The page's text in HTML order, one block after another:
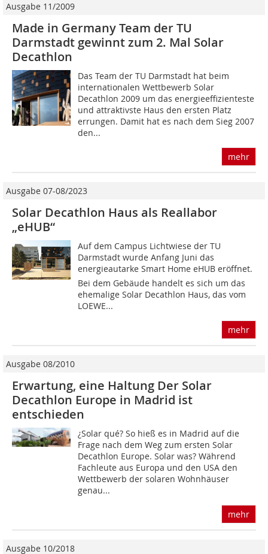
Ausgabe 11/2009
Made in Germany Team der TU
Darmstadt gewinnt zum 2. Mal Solar
Decathlon
Das Team der TU Darmstadt hat beim
internationalen Wettbewerb Solar
Decathlon 2009 um das energieeffizienteste
und attraktivste Haus den ersten Platz
errungen. Damit hat es nach dem Sieg 2007
den...
mehr
Ausgabe 07-08/2023
Solar Decathlon Haus als Reallabor
„eHUB“
Auf dem Campus Lichtwiese der TU
Darmstadt wurde Anfang Juni das
energieautarke Smart Home eHUB eröffnet.
Bei dem Gebäude handelt es sich um das
ehemalige Solar Decathlon Haus, das vom
LOEWE...
mehr
Ausgabe 08/2010
Erwartung, eine Haltung Der Solar
Decathlon Europe in Madrid ist
entschieden
¿Solar qué? So hieß es in Madrid auf die
Frage nach dem Weg zum ersten Solar
Decathlon Europe. Solar was? Während
Fachleute aus Europa und den USA den
Wettbewerb der solaren Wohnhäuser
genau...
mehr
Ausgabe 10/2018